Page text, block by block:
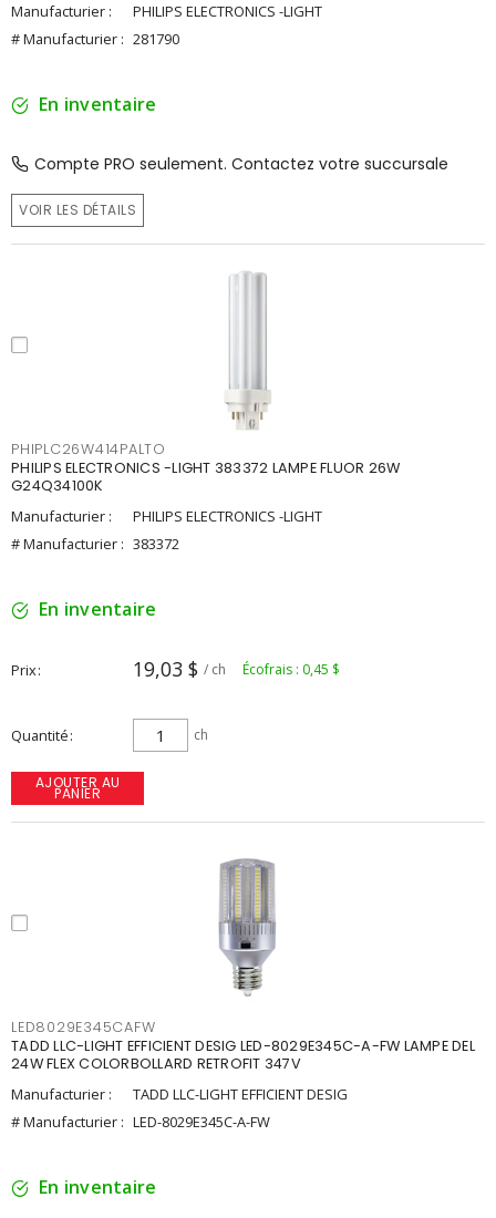
Manufacturier :
PHILIPS ELECTRONICS -LIGHT
# Manufacturier : 281790
En inventaire
Compte PRO seulement. Contactez votre succursale
VOIR LES DÉTAILS
PHIPLC26W414PALTO
PHILIPS ELECTRONICS -LIGHT 383372 LAMPE FLUOR 26W
G24Q34100K
Manufacturier :
PHILIPS ELECTRONICS -LIGHT
# Manufacturier : 383372
En inventaire
Prix 19,03 $ / ch Écofrais : 0,45 $
Quantité ch
AJOUTER AU
PANIER
LED8029E345CAFW
TADD LLC-LIGHT EFFICIENT DESIG LED-8029E345C-A-FW LAMPE DEL
24W FLEX COLORBOLLARD RETROFIT 347V
Manufacturier :
TADD LLC-LIGHT EFFICIENT DESIG
# Manufacturier : LED-8029E345C-A-FW
En inventaire